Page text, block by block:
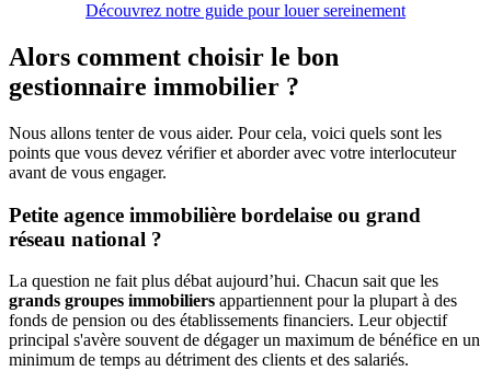
Découvrez notre guide pour louer sereinement
Alors comment choisir le bon
gestionnaire immobilier ?
Nous allons tenter de vous aider. Pour cela, voici quels sont les
points que vous devez vérifier et aborder avec votre interlocuteur
avant de vous engager.
Petite agence immobilière bordelaise ou grand
réseau national ?
La question ne fait plus débat aujourd’hui. Chacun sait que les
grands groupes immobiliers appartiennent pour la plupart à des
fonds de pension ou des établissements financiers. Leur objectif
principal s'avère souvent de dégager un maximum de bénéfice en un
minimum de temps au détriment des clients et des salariés.